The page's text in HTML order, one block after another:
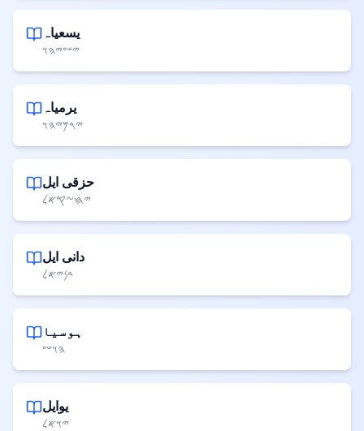
یسعیاہ
𐤉𐤔𐤏𐤉𐤄𐤅
یرمیاہ
𐤉𐤓𐤌𐤉𐤄𐤅
حزقی ایل
𐤉𐤇𐤆𐤒𐤀𐤋
دانی ایل
𐤃𐤍𐤉𐤀𐤋
ہوسیا
𐤄𐤅𐤔𐤏
یوایل
𐤉𐤅𐤀𐤋